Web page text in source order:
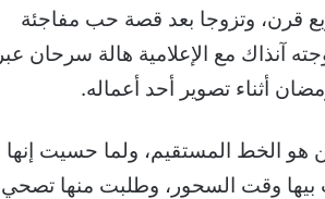
قرن، وتزوجا بعد قصة حب مفاجئة
آنذاك مع الإعلامية هالة سرحان عبر
أثناء تصوير أحد أعماله.
هو الخط المستقيم، ولما حسيت إنها
بيها وقت السحور، وطلبت منها تصحي